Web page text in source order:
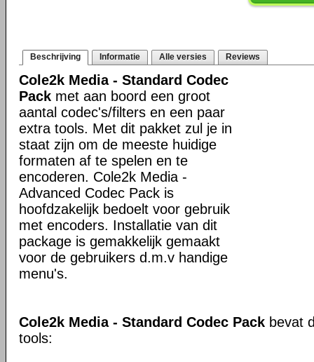
Beschrijving Informatie Alle versies Reviews
Cole2k Media - Standard Codec
Pack met aan boord een groot
aantal codec's/filters en een paar
extra tools. Met dit pakket zul je in
staat zijn om de meeste huidige
formaten af te spelen en te
encoderen. Cole2k Media -
Advanced Codec Pack is
hoofdzakelijk bedoelt voor gebruik
met encoders. Installatie van dit
package is gemakkelijk gemaakt
voor de gebruikers d.m.v handige
menu's.
Cole2k Media - Standard Codec Pack bevat
tools: